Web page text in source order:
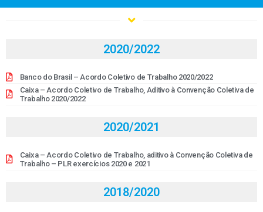
2020/2022
Banco do Brasil – Acordo Coletivo de Trabalho 2020/2022
Caixa – Acordo Coletivo de Trabalho, Aditivo à Convenção Coletiva de
Trabalho 2020/2022
2020/2021
Caixa – Acordo Coletivo de Trabalho, aditivo à Convenção Coletiva de
Trabalho – PLR exercícios 2020 e 2021
2018/2020